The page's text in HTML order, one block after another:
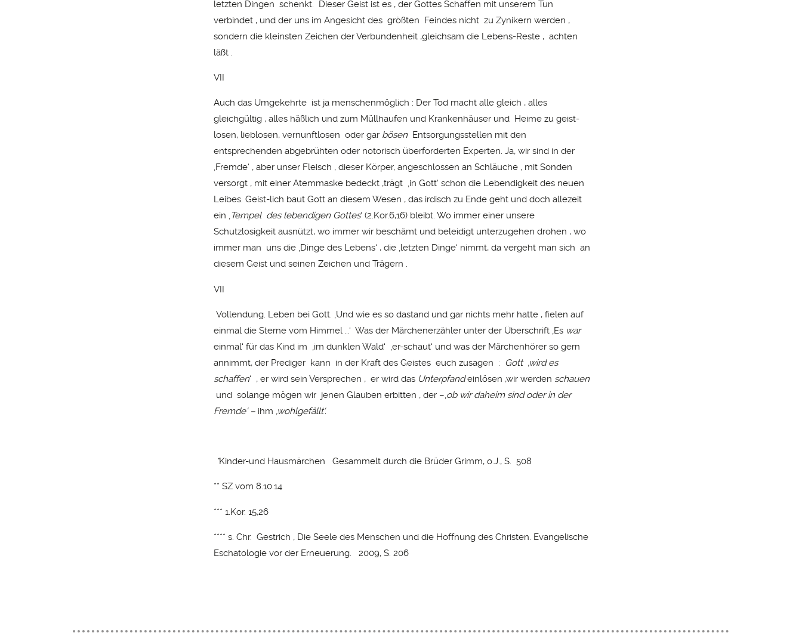
letzten Dingen schenkt. Dieser Geist ist es , der Gottes Schaffen mit unserem Tun
verbindet , und der uns im Angesicht des größten Feindes nicht zu Zynikern werden ,
sondern die kleinsten Zeichen der Verbundenheit ,gleichsam die Lebens-Reste , achten
läßt .
VII
Auch das Umgekehrte ist ja menschenmöglich : Der Tod macht alle gleich , alles
gleichgültig , alles häßlich und zum Müllhaufen und Krankenhäuser und Heime zu geist-
losen, lieblosen, vernunftlosen oder gar bösenEntsorgungsstellen mit den
entsprechenden abgebrühten oder notorisch überforderten Experten. Ja, wir sind in der
‚Fremde‘ , aber unser Fleisch , dieser Körper, angeschlossen an Schläuche , mit Sonden
versorgt , mit einer Atemmaske bedeckt ,trägt ‚in Gott‘ schon die Lebendigkeit des neuen
Leibes. Geist-lich baut Gott an diesem Wesen , das irdisch zu Ende geht und doch allezeit
ein ‚Tempel des lebendigen Gottes‘ (2.Kor.6,16) bleibt. Wo immer einer unsere
Schutzlosigkeit ausnützt, wo immer wir beschämt und beleidigt unterzugehen drohen , wo
immer man uns die ‚Dinge des Lebens‘ , die ‚letzten Dinge‘ nimmt, da vergeht man sich an
diesem Geist und seinen Zeichen und Trägern .
VII
Vollendung. Leben bei Gott. ‚Und wie es so dastand und gar nichts mehr hatte , fielen auf
einmal die Sterne vom Himmel …‘ Was der Märchenerzähler unter der Überschrift ‚Es war
einmal‘ für das Kind im ‚im dunklen Wald‘ ‚er-schaut‘ und was der Märchenhörer so gern
annimmt, der Prediger kann in der Kraft des Geistes euch zusagen : Gott ‚wird es
schaffen‘ , er wird sein Versprechen , er wird das Unterpfandeinlösen ,wir werden schauen
und solange mögen wir jenen Glauben erbitten , der –‚ob wir daheim sind oder in der
Fremde‘ – ihm ‚wohlgefällt‘.
*Kinder-und Hausmärchen Gesammelt durch die Brüder Grimm, o.J., S. 508
** SZ vom 8.10.14
*** 1.Kor. 15,26
**** s. Chr. Gestrich , Die Seele des Menschen und die Hoffnung des Christen. Evangelische
Eschatologie vor der Erneuerung. 2009, S. 206